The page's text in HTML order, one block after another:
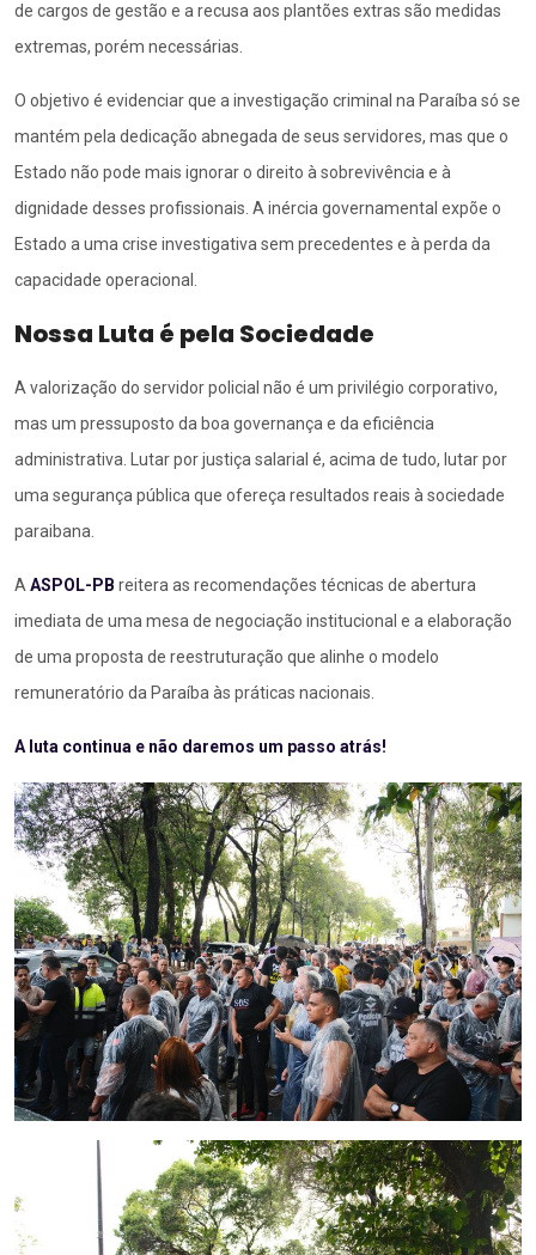
de cargos de gestão e a recusa aos plantões extras são medidas
extremas, porém necessárias.
O objetivo é evidenciar que a investigação criminal na Paraíba só se
mantém pela dedicação abnegada de seus servidores, mas que o
Estado não pode mais ignorar o direito à sobrevivência e à
dignidade desses profissionais. A inércia governamental expõe o
Estado a uma crise investigativa sem precedentes e à perda da
capacidade operacional .
Nossa Luta é pela Sociedade
A valorização do servidor policial não é um privilégio corporativo,
mas um pressuposto da boa governança e da eficiência
administrativa. Lutar por justiça salarial é, acima de tudo, lutar por
uma segurança pública que ofereça resultados reais à sociedade
paraibana.
AASPOL-PB reitera as recomendações técnicas de abertura
imediata de uma mesa de negociação institucional e a elaboração
de uma proposta de reestruturação que alinhe o modelo
remuneratório da Paraíba às práticas nacionais.
A luta continua e não daremos um passo atrás!